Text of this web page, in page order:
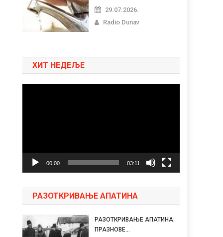
29.07.2026.
Radio Dunav
ХИТ НЕДЕЉЕ
00:00 03:11
РАЗОТКРИВАЊЕ АПАТИНА
РАЗОТКРИВАЊЕ АПАТИНА:
ПРАЗНОВЕ...